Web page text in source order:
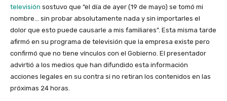
televisión sostuvo que “el día de ayer (19 de mayo) se tomó mi
nombre… sin probar absolutamente nada y sin importarles el
dolor que esto puede causarle a mis familiares”. Esta misma tarde
afirmó en su programa de televisión que la empresa existe pero
confirmó que no tiene vínculos con el Gobierno. El presentador
advirtió a los medios que han difundido esta información
acciones legales en su contra si no retiran los contenidos en las
próximas 24 horas.